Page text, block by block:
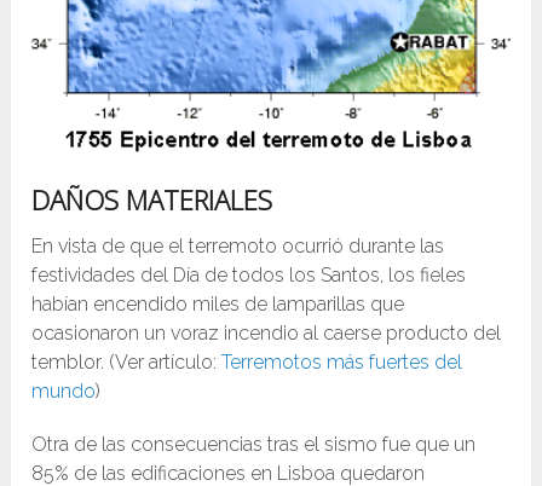
DAÑOS MATERIALES
En vista de que el terremoto ocurrió durante las
festividades del Día de todos los Santos, los fieles
habían encendido miles de lamparillas que
ocasionaron un voraz incendio al caerse producto del
temblor. (Ver artículo:Terremotos más fuertes del
mundo)
Otra de las consecuencias tras el sismo fue que un
85% de las edificaciones en Lisboa quedaron